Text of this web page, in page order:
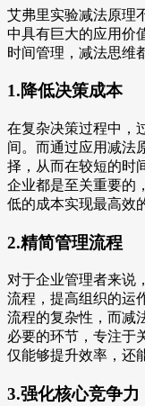
艾弗里实验减法原理
中具有巨大的应用价
时间管理，减法思维
1.降低决策成本
在复杂决策过程中，
间。而通过应用减法
择，从而在较短的时
企业都是至关重要的
低的成本实现最高效
2.精简管理流程
对于企业管理者来说
流程，提高组织的运
流程的复杂性，而减
必要的环节，专注于
仅能够提升效率，还
3.强化核心竞争力